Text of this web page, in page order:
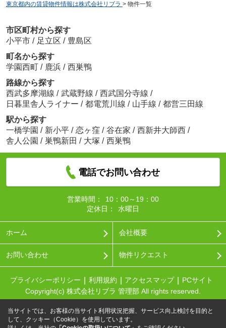
東京都内の賃貸物件情報は株式会社リブラ > 物件一覧
市区町村から探す
小平市 / 足立区 / 豊島区
町名から探す
学園西町 / 鹿浜 / 西巣鴨
路線から探す
西武多摩湖線 / 武蔵野線 / 西武国分寺線 /
日暮里舎人ライナー / 都電荒川線 / 山手線 / 都営三田線
駅から探す
一橋学園 / 新小平 / 恋ヶ窪 / 谷在家 / 西新井大師西 /
舎人公園 / 巣鴨新田 / 大塚 / 西巣鴨
電話でお問い合わせ
営業時間：
10：00～19：00
定休日：
水曜日
ホーム 会社概要
お問い合わせ 物件リクエスト
プライバシーポリシー 利用規約 アクセスマップ
PCサイト
Copyright(c) 株式会社リブラ 管理部 All rights reserved.
当サイトでは、お客様の当サイト利用状況把握、サービス向上検討を目的と
して、クッキー（Cookie）を使用しています。